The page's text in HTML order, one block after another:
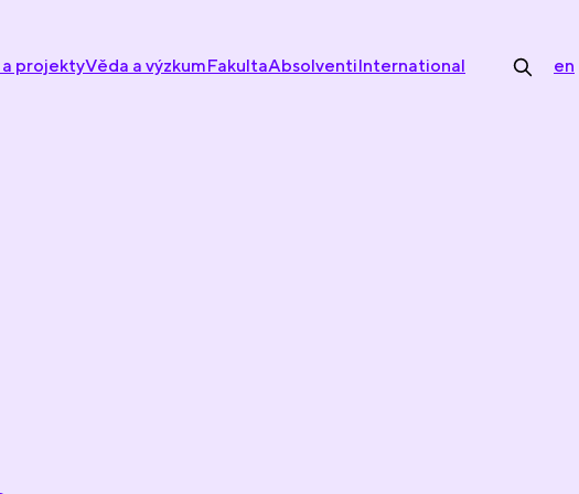
projektyVěda a výzkumFakultaAbsolventiInternational en